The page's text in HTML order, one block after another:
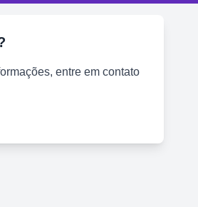
entre em contato